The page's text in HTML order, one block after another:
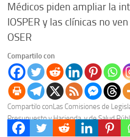
Médicos piden ampliar la
IOSPER y las clínicas no
OSER
Compartilo con
Compartilo conLas Comisiones de
Presupuesto y Hacienda, y de Salud
recibieron este miércoles a